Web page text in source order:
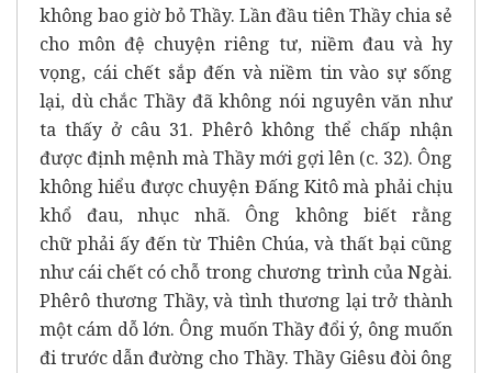
không bao giờ bỏ Thầy. Lần đầu tiên Thầy chia sẻ
cho môn đệ chuyện riêng tư, niềm đau và hy
vọng, cái chết sắp đến và niềm tin vào sự sống
lại, dù chắc Thầy đã không nói nguyên văn như
ta thấy ở câu 31. Phêrô không thể chấp nhận
được định mệnh mà Thầy mới gợi lên (c. 32). Ông
không hiểu được chuyện Đấng Kitô mà phải chịu
khổ đau, nhục nhã. Ông không biết rằng
chữ phải ấy đến từ Thiên Chúa, và thất bại cũng
như cái chết có chỗ trong chương trình của Ngài.
Phêrô thương Thầy, và tình thương lại trở thành
một cám dỗ lớn. Ông muốn Thầy đổi ý, ông muốn
đi trước dẫn đường cho Thầy. Thầy Giêsu đòi ông